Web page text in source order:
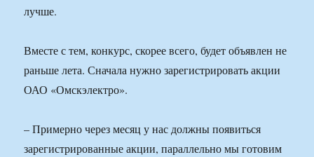
лучше.
Вместе с тем, конкурс, скорее всего, будет объявлен не
раньше лета. Сначала нужно зарегистрировать акции
ОАО «Омскэлектро».
– Примерно через месяц у нас должны появиться
зарегистрированные акции, параллельно мы готовим